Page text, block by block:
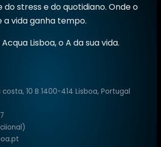
do stress e do quotidiano. Onde o
a vida ganha tempo.
Lisboa, o A da sua vida.
10 B 1400-414 Lisboa, Portugal